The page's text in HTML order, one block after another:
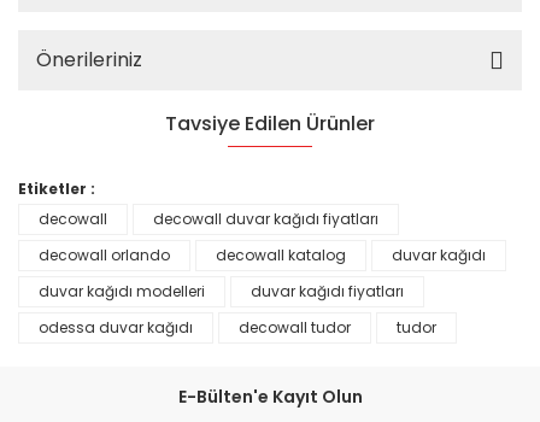
Önerileriniz
Tavsiye Edilen Ürünler
Etiketler :
decowall
decowall duvar kağıdı fiyatları
decowall orlando
decowall katalog
duvar kağıdı
duvar kağıdı modelleri
duvar kağıdı fiyatları
odessa duvar kağıdı
decowall tudor tudor
E-Bülten'e Kayıt Olun